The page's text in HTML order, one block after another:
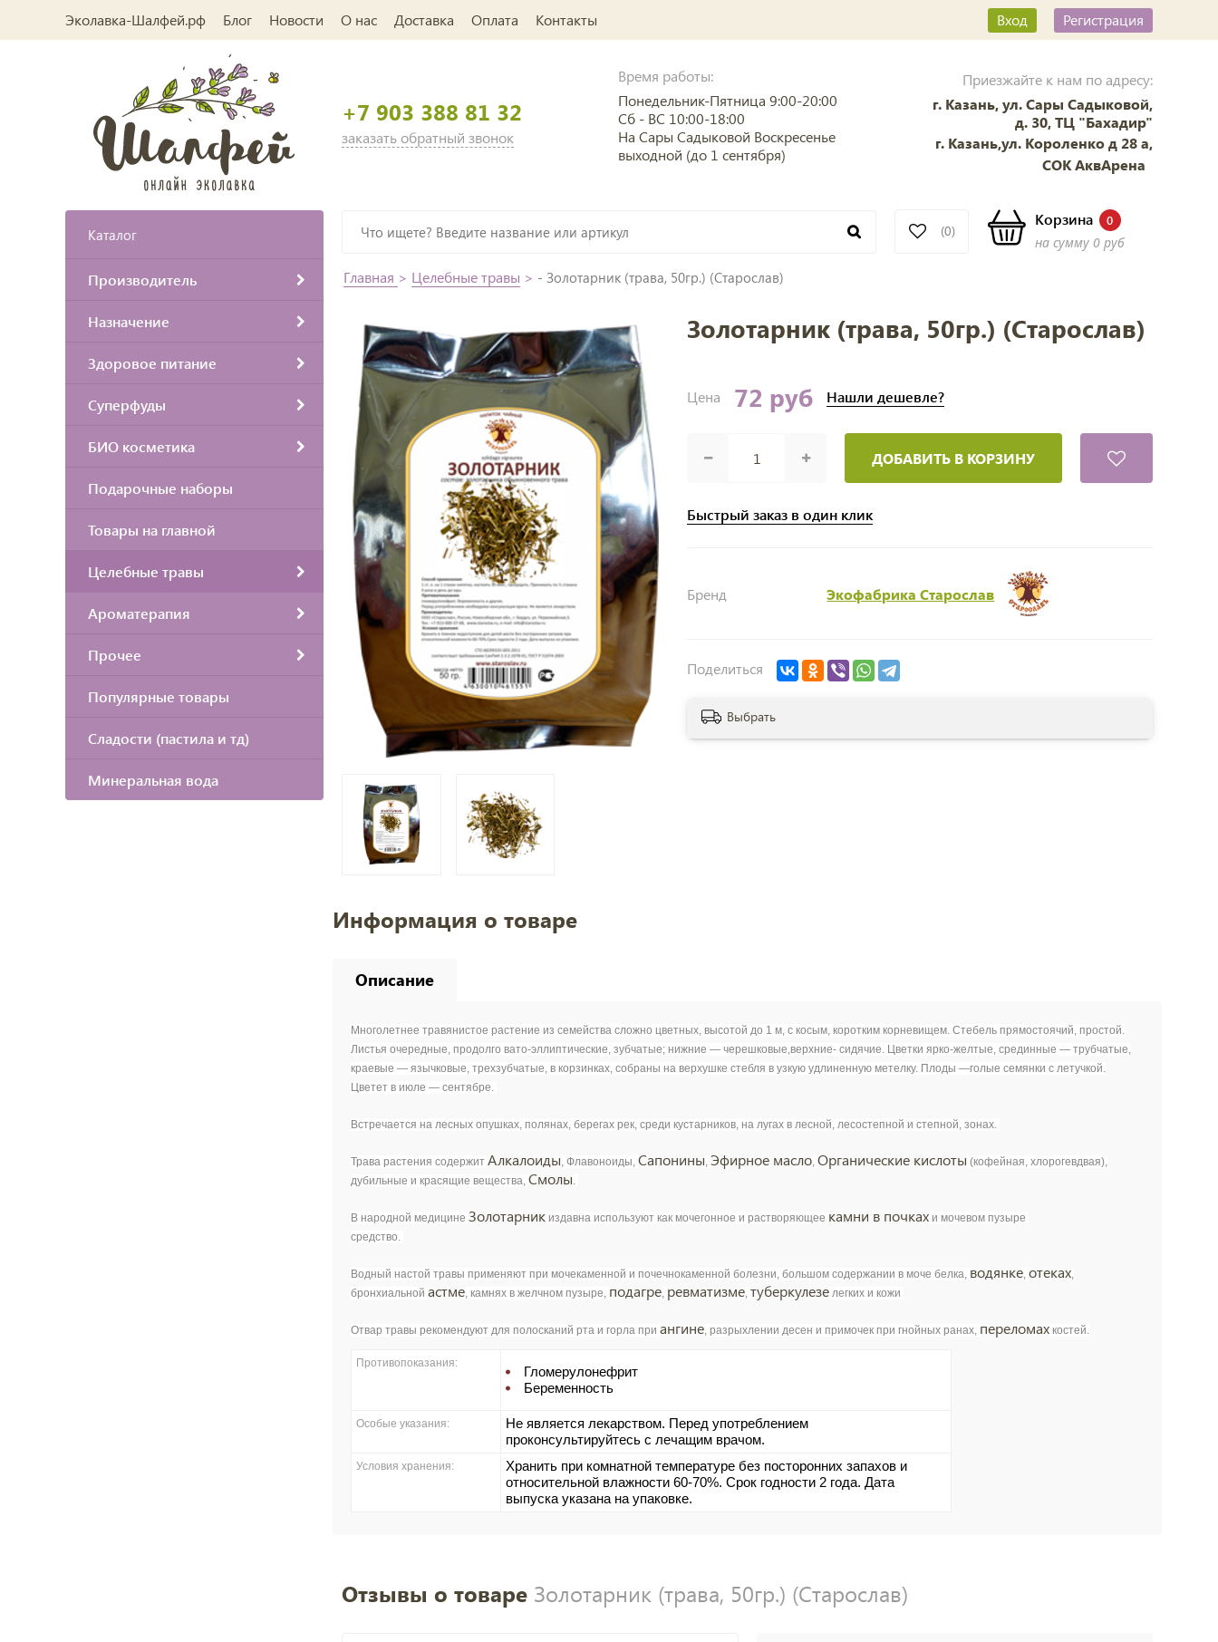
Эколавка-Шалфей.рф Блог Новости О нас Доставка Оплата Контакты Вход Регистрация
+7 903 388 81 32
заказать обратный звонок
Время работы:
Понедельник-Пятница 9:00-20:00
Сб - ВС 10:00-18:00
На Сары Садыковой Воскресенье
выходной (до 1 сентября)
Приезжайте к нам по адресу:
г. Казань, ул. Сары Садыковой,
д. 30, ТЦ "Бахадир"
г. Казань,ул. Короленко д 28 а,
СОК АквАрена
(0)
Корзина 0
на сумму 0 руб
Каталог
Производитель
Назначение
Здоровое питание
Суперфуды
БИО косметика
Подарочные наборы
Товары на главной
Целебные травы
Ароматерапия
Прочее
Популярные товары
Сладости (пастила и тд)
Минеральная вода
Главная > Целебные травы > - Золотарник (трава, 50гр.) (Старослав)
Золотарник (трава, 50гр.) (Старослав)
Цена 72 руб Нашли дешевле?
ДОБАВИТЬ В КОРЗИНУ
Быстрый заказ в один клик
Бренд Экофабрика Старослав
Поделиться
Выбрать
Информация о товаре
Описание
Многолетнее травянистое растение из семейства сложно цветных, высотой до 1 м, с косым, коротким корневищем. Стебель прямостоячий, простой.
Листья очередные, продолго вато-эллиптические, зубчатые; нижние — черешковые,верхние- сидячие. Цветки ярко-желтые, срединные — трубчатые,
краевые — язычковые, трехзубчатые, в корзинках, собраны на верхушке стебля в узкую удлиненную метелку. Плоды —голые семянки с летучкой.
Цветет в июле — сентябре.
Встречается на лесных опушках, полянах, берегах рек, среди кустарников, на лугах в лесной, лесостепной и степной, зонах.
Трава растения содержит Алкалоиды, Флавоноиды, Сапонины, Эфирное масло, Органические кислоты (кофейная, хлорогевдвая),
дубильные и красящие вещества, Смолы.
В народной медицине Золотарник издавна используют как мочегонное и растворяющее камни в почках и мочевом пузыре
средство.
Водный настой травы применяют при мочекаменной и почечнокаменной болезни, большом содержании в моче белка, водянке, отеках,
бронхиальной астме, камнях в желчном пузыре, подагре, ревматизме, туберкулезе легких и кожи
Отвар травы рекомендуют для полосканий рта и горла при ангине, разрыхлении десен и примочек при гнойных ранах, переломах костей.
Противопоказания:
Гломерулонефрит
Беременность
Особые указания:
Не является лекарством. Перед употреблением
проконсультируйтесь с лечащим врачом.
Условия хранения:
Хранить при комнатной температуре без посторонних запахов и
относительной влажности 60-70%. Срок годности 2 года. Дата
выпуска указана на упаковке.
Отзывы о товаре Золотарник (трава, 50гр.) (Старослав)